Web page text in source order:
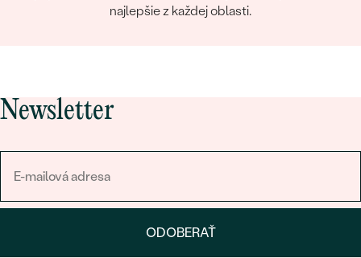
najlepšie z každej oblasti.
Newsletter
ODOBERAŤ